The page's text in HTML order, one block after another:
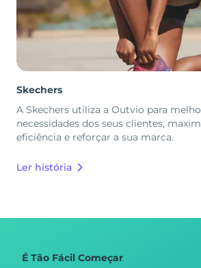
Skechers
A Skechers utiliza a Outvio para
necessidades dos seus clientes,
eficiência e reforçar a sua marca.
Ler história
É Tão Fácil Começar